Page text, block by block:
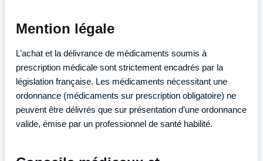
Mention légale
L’achat et la délivrance de médicaments soumis à
prescription médicale sont strictement encadrés par la
législation française. Les médicaments nécessitant une
ordonnance (médicaments sur prescription obligatoire) ne
peuvent être délivrés que sur présentation d’une ordonnance
valide, émise par un professionnel de santé habilité.